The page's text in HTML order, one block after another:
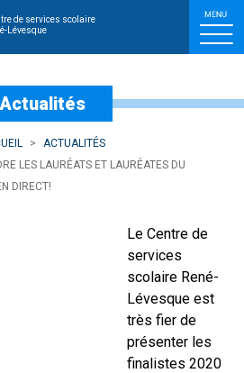
de services scolaire
Lévesque
honore
Actualités
ACTUALITÉS
LES LAURÉATS ET LAURÉATES DU
DIRECT!
Le Centre de
services
scolaire René-
Lévesque est
très fier de
présenter les
finalistes 2020